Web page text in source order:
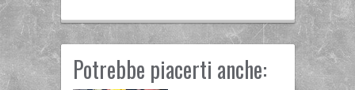
Potrebbe piacerti anche: